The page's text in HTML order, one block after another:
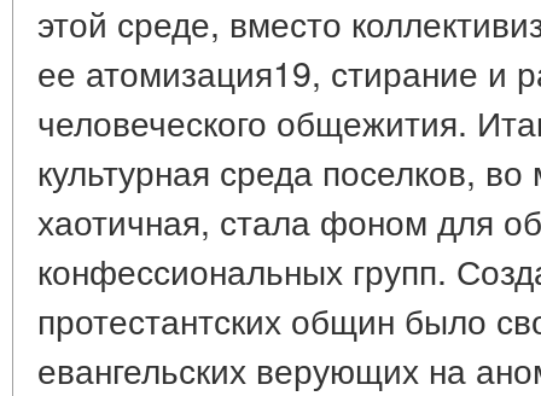
этой среде, вместо
ее атомизация19, стирание и
человеческого общежития.
культурная среда поселков,
хаотичная, стала фоном для
конфессиональных групп.
протестантских общин было
евангельских верующих на